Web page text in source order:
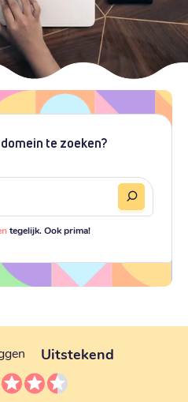
te zoeken?
tegelijk. Ook prima!
Uitstekend